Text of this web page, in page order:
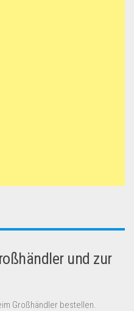
und zur
Großhändler bestellen.